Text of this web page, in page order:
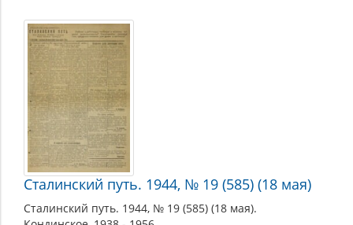
Сталинский путь. 1944, № 19 (585) (18 мая)
Сталинский путь. 1944, № 19 (585) (18 мая).